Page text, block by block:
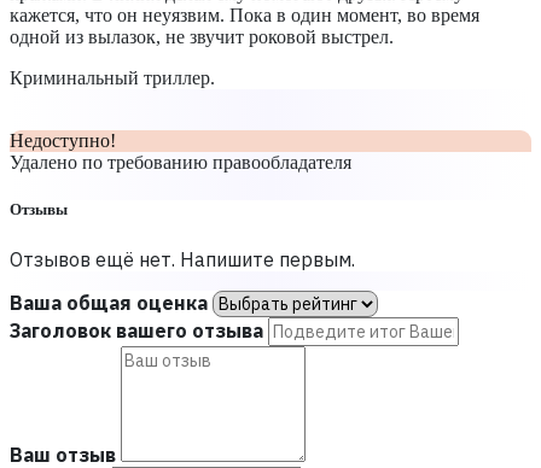
кажется, что он неуязвим. Пока в один момент, во время
одной из вылазок, не звучит роковой выстрел.
Криминальный триллер.
Недоступно!
Удалено по требованию правообладателя
Отзывы
Отзывов ещё нет. Напишите первым.
Ваша общая оценка
Заголовок вашего отзыва
Ваш отзыв